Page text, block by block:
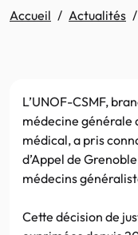
Accueil Actualités
L’UNOF-CSMF,
médecine générale
médical, a pris
d’Appel de
médecins
Cette décision de